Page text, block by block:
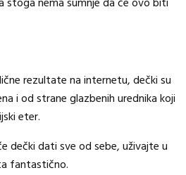
rezultate na internetu, dečki su
i od strane glazbenih urednika koji
eter.
dečki dati sve od sebe, uživajte u
fantastično.